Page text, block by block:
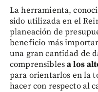
La herramienta,
sido utilizada en el
planeación de
beneficio más
una gran cantidad de
comprensiblesa los
para orientarlos en la
hacer con respecto al